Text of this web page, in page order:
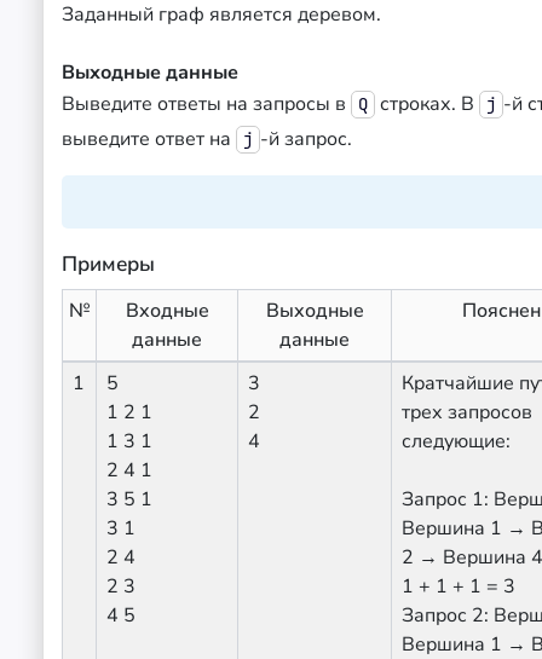
Заданный граф является деревом.
Выходные данные
Выведите ответы на запросы в
Q строках. В j -й
выведите ответ на
j -й запрос.
Примеры
№
Входные
данные
Выходные
данные
1
5
1 2 1
1 3 1
2 4 1
3 5 1
3 1
2 4
2 3
4 5
3
2
4
Кратчайшие
трех запросов
следующие:
Запрос 1:
Вершина 1 →
2 → Вершина
1 + 1 + 1 = 3
Запрос 2:
Вершина 1 →